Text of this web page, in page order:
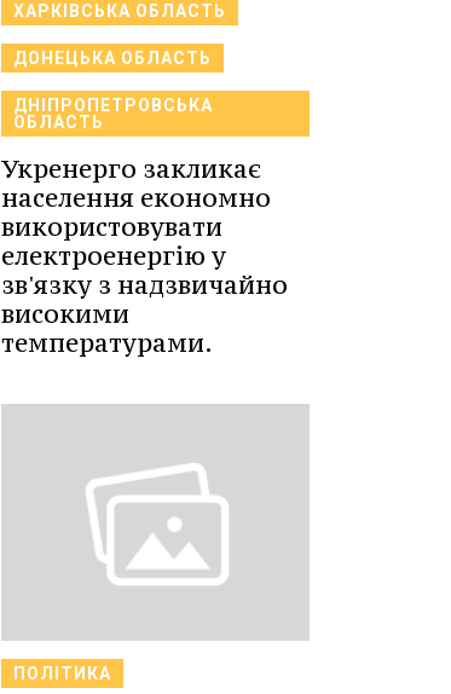
ХАРКІВСЬКА ОБЛАСТЬ
ДОНЕЦЬКА ОБЛАСТЬ
ДНІПРОПЕТРОВСЬКА
ОБЛАСТЬ
Укренерго закликає
населення економно
використовувати
електроенергію у
зв'язку з надзвичайно
високими
температурами.
ПОЛІТИКА